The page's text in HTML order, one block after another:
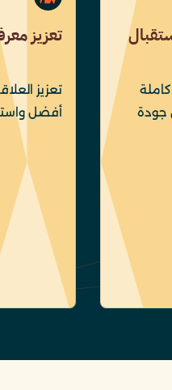
جودة
تعزيز
تعزيز
أفضل